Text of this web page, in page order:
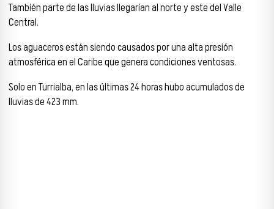
También parte de las lluvias llegarían al norte y este del Valle
Central.
Los aguaceros están siendo causados por una alta presión
atmosférica en el Caribe que genera condiciones ventosas.
Solo en Turrialba, en las últimas 24 horas hubo acumulados de
lluvias de 423 mm.